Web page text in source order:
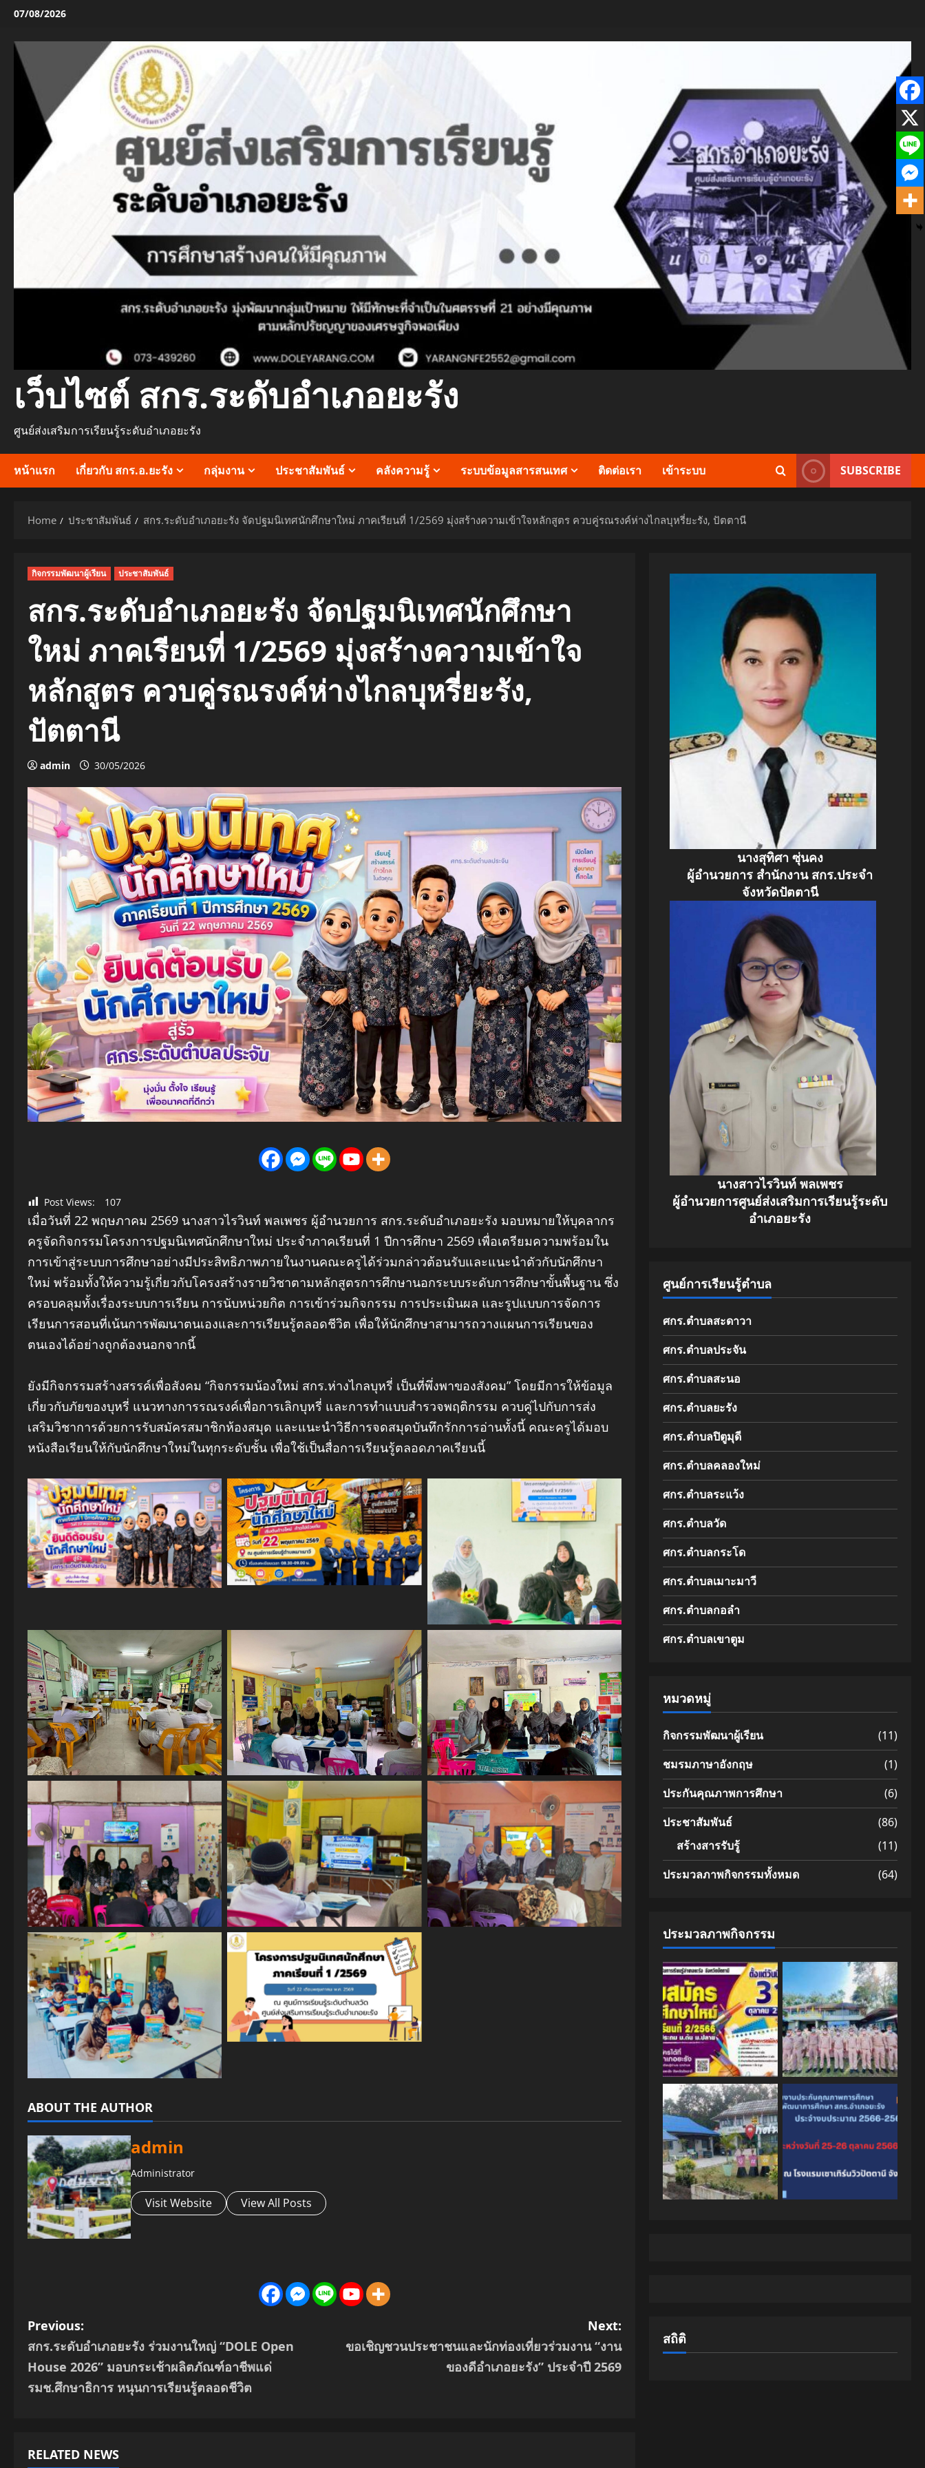
Skip
content
07/08/2026
เว็บไซต์ สกร.ระดับอำเภอยะรัง
ศูนย์ส่งเสริมการเรียนรู้ระดับอำเภอยะรัง
หน้าแรก เกี่ยวกับ สกร.อ.ยะรัง กลุ่มงาน ประชาสัมพันธ์ คลังความรู้ ระบบข้อมูลสารสนเทศ ติดต่อเรา เข้าระบบ SUBSCRIBE
Home ประชาสัมพันธ์ สกร.ระดับอำเภอยะรัง จัดปฐมนิเทศนักศึกษาใหม่ ภาคเรียนที่ 1/2569 มุ่งสร้างความเข้าใจหลักสูตร ควบคู่รณรงค์ห่างไกลบุหรี่ยะรัง, ปัตตานี
กิจกรรมพัฒนาผู้เรียน ประชาสัมพันธ์
สกร.ระดับอำเภอยะรัง จัดปฐมนิเทศนักศึกษา
ใหม่ ภาคเรียนที่ 1/2569 มุ่งสร้างความเข้าใจ
หลักสูตร ควบคู่รณรงค์ห่างไกลบุหรี่ยะรัง,
ปัตตานี
admin 30/05/2026
Post Views: 107
เมื่อวันที่ 22 พฤษภาคม 2569 นางสาวไรวินท์ พลเพชร ผู้อำนวยการ สกร.ระดับอำเภอยะรัง มอบหมายให้บุคลากร
ครูจัดกิจกรรมโครงการปฐมนิเทศนักศึกษาใหม่ ประจำภาคเรียนที่ 1 ปีการศึกษา 2569 เพื่อเตรียมความพร้อมใน
การเข้าสู่ระบบการศึกษาอย่างมีประสิทธิภาพภายในงานคณะครูได้ร่วมกล่าวต้อนรับและแนะนำตัวกับนักศึกษา
ใหม่ พร้อมทั้งให้ความรู้เกี่ยวกับโครงสร้างรายวิชาตามหลักสูตรการศึกษานอกระบบระดับการศึกษาขั้นพื้นฐาน ซึ่ง
ครอบคลุมทั้งเรื่องระบบการเรียน การนับหน่วยกิต การเข้าร่วมกิจกรรม การประเมินผล และรูปแบบการจัดการ
เรียนการสอนที่เน้นการพัฒนาตนเองและการเรียนรู้ตลอดชีวิต เพื่อให้นักศึกษาสามารถวางแผนการเรียนของ
ตนเองได้อย่างถูกต้องนอกจากนี้
ยังมีกิจกรรมสร้างสรรค์เพื่อสังคม “กิจกรรมน้องใหม่ สกร.ห่างไกลบุหรี่ เป็นที่พึ่งพาของสังคม” โดยมีการให้ข้อมูล
เกี่ยวกับภัยของบุหรี่ แนวทางการรณรงค์เพื่อการเลิกบุหรี่ และการทำแบบสำรวจพฤติกรรม ควบคู่ไปกับการส่ง
เสริมวิชาการด้วยการรับสมัครสมาชิกห้องสมุด และแนะนำวิธีการจดสมุดบันทึกรักการอ่านทั้งนี้ คณะครูได้มอบ
หนังสือเรียนให้กับนักศึกษาใหม่ในทุกระดับชั้น เพื่อใช้เป็นสื่อการเรียนรู้ตลอดภาคเรียนนี้
No Caption
No Caption
No Caption
No Caption No Caption No Caption
No Caption No Caption No Caption
No Caption
No Caption
ABOUT THE AUTHOR
admin
Administrator
Visit Website View All Posts
P
o
s
n
Previous:
สกร.ระดับอำเภอยะรัง ร่วมงานใหญ่ “DOLE Open
House 2026” มอบกระเช้าผลิตภัณฑ์อาชีพแด่
รมช.ศึกษาธิการ หนุนการเรียนรู้ตลอดชีวิต
Next:
ขอเชิญชวนประชาชนและนักท่องเที่ยวร่วมงาน “งาน
ของดีอำเภอยะรัง” ประจำปี 2569
RELATED NEWS
นางสุทิศา ซุ่นคง
ผู้อำนวยการ สำนักงาน สกร.ประจำ
จังหวัดปัตตานี
นางสาวไรวินท์ พลเพชร
ผู้อำนวยการศูนย์ส่งเสริมการเรียนรู้ระดับ
อำเภอยะรัง
ศูนย์การเรียนรู้ตำบล
ศกร.ตำบลสะดาวา
ศกร.ตำบลประจัน
ศกร.ตำบลสะนอ
ศกร.ตำบลยะรัง
ศกร.ตำบลปิตูมุดี
ศกร.ตำบลคลองใหม่
ศกร.ตำบลระแว้ง
ศกร.ตำบลวัด
ศกร.ตำบลกระโด
ศกร.ตำบลเมาะมาวี
ศกร.ตำบลกอลำ
ศกร.ตำบลเขาตูม
หมวดหมู่
กิจกรรมพัฒนาผู้เรียน
(11)
ชมรมภาษาอังกฤษ
(1)
ประกันคุณภาพการศึกษา
(6)
ประชาสัมพันธ์
(86)
สร้างสารรับรู้
(11)
ประมวลภาพกิจกรรมทั้งหมด
(64)
ประมวลภาพกิจกรรม
สถิติ